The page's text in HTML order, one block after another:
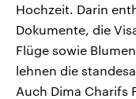
Hochzeit. Darin
Dokumente, die
Flüge sowie
lehnen die
Auch Dima Charifs